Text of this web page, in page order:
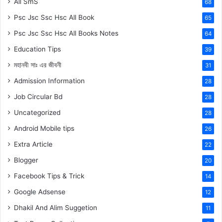
68
Psc Jsc Ssc Hsc All Book 65
Psc Jsc Ssc Hsc All Books Notes 64
Education Tips 39
মহানবী সাঃ এর জীবনী 31
Admission Information 28
Job Circular Bd 28
Uncategorized 28
Android Mobile tips 26
Extra Article 22
Blogger 20
Facebook Tips & Trick 14
Google Adsense 12
Dhakil And Alim Suggetion 11